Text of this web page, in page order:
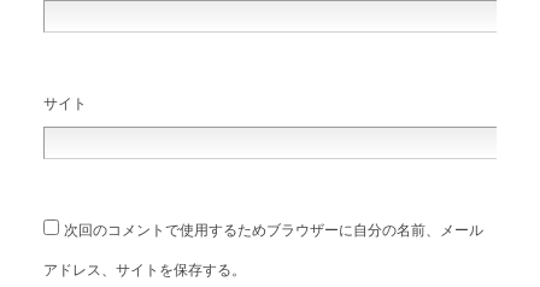
サイト
次回のコメントで使用するためブラウザーに自分の名前、メール
アドレス、サイトを保存する。